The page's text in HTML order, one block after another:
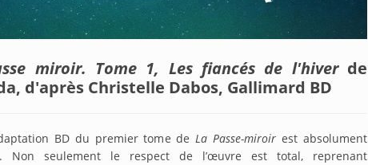
miroir. Tome 1, Les fiancés de l'hiver de
d'après Christelle Dabos, Gallimard BD
BD du premier tome deLa Passe-miroir est absolument
Non seulement le respect de l’œuvre est total, reprenant